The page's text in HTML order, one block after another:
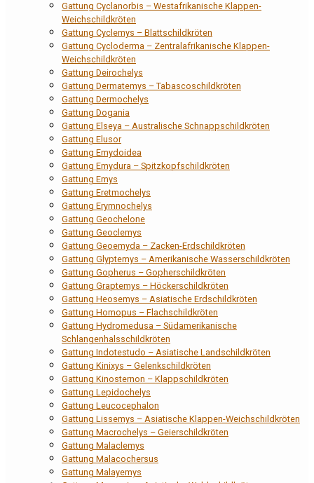
Gattung Cyclanorbis – Westafrikanische Klappen-
Weichschildkröten
Gattung Cyclemys – Blattschildkröten
Gattung Cycloderma – Zentralafrikanische Klappen-
Weichschildkröten
Gattung Deirochelys
Gattung Dermatemys – Tabascoschildkröten
Gattung Dermochelys
Gattung Dogania
Gattung Elseya – Australische Schnappschildkröten
Gattung Elusor
Gattung Emydoidea
Gattung Emydura – Spitzkopfschildkröten
Gattung Emys
Gattung Eretmochelys
Gattung Erymnochelys
Gattung Geochelone
Gattung Geoclemys
Gattung Geoemyda – Zacken-Erdschildkröten
Gattung Glyptemys – Amerikanische Wasserschildkröten
Gattung Gopherus – Gopherschildkröten
Gattung Graptemys – Höckerschildkröten
Gattung Heosemys – Asiatische Erdschildkröten
Gattung Homopus – Flachschildkröten
Gattung Hydromedusa – Südamerikanische
Schlangenhalsschildkröten
Gattung Indotestudo – Asiatische Landschildkröten
Gattung Kinixys – Gelenkschildkröten
Gattung Kinosternon – Klappschildkröten
Gattung Lepidochelys
Gattung Leucocephalon
Gattung Lissemys – Asiatische Klappen-Weichschildkröten
Gattung Macrochelys – Geierschildkröten
Gattung Malaclemys
Gattung Malacochersus
Gattung Malayemys